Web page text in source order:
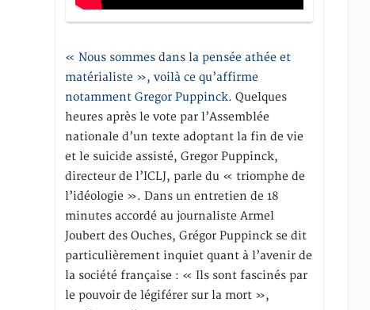
« Nous sommes dans la pensée athée et
matérialiste », voilà ce qu’affirme
notamment Gregor Puppinck. Quelques
heures après le vote par l’Assemblée
nationale d’un texte adoptant la fin de vie
et le suicide assisté, Gregor Puppinck,
directeur de l’ICLJ, parle du « triomphe de
l’idéologie ». Dans un entretien de 18
minutes accordé au journaliste Armel
Joubert des Ouches, Grégor Puppinck se dit
particulièrement inquiet quant à l’avenir de
la société française : « Ils sont fascinés par
le pouvoir de légiférer sur la mort »,